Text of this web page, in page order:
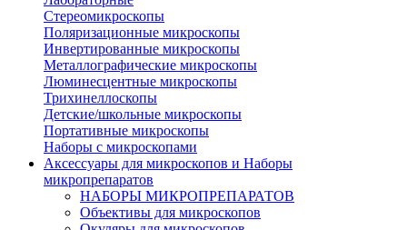
Стереомикроскопы
Поляризационные микроскопы
Инвертированные микроскопы
Металлографические микроскопы
Люминесцентные микроскопы
Трихинеллоскопы
Детские/школьные микроскопы
Портативные микроскопы
Наборы с микроскопами
Аксессуары для микроскопов и Наборы
микропрепаратов
НАБОРЫ МИКРОПРЕПАРАТОВ
Объективы для микроскопов